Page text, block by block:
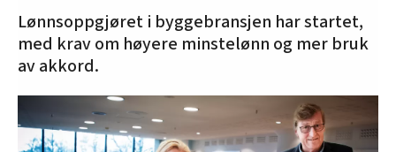
Lønnsoppgjøret i byggebransjen har startet,
med krav om høyere minstelønn og mer bruk
av akkord.